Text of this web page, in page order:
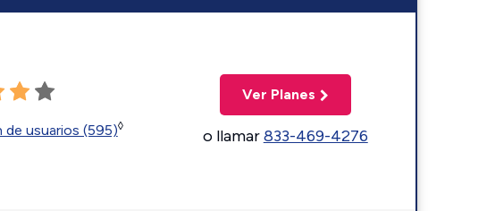
de usuarios (595)◊
Ver Planes
o llamar833-469-4276